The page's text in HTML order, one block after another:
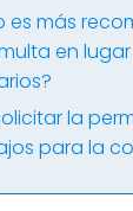
es más
en
la
para la